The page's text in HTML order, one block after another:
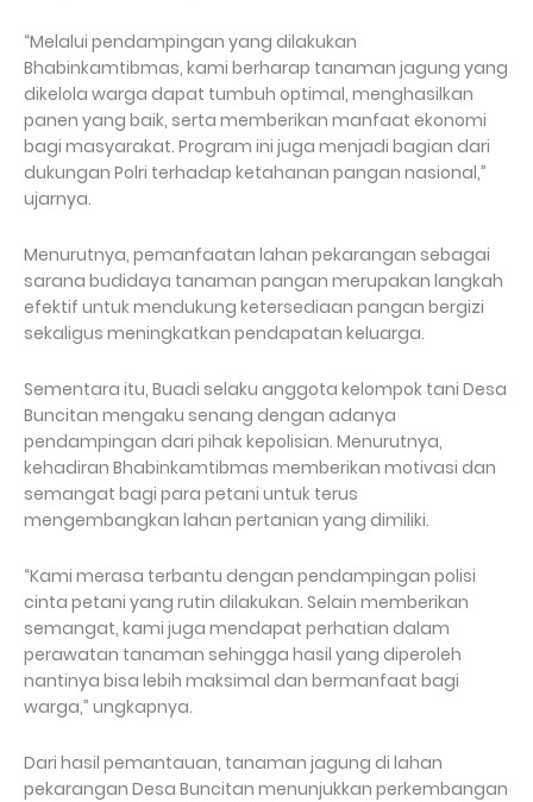
“Melalui pendampingan yang dilakukan
Bhabinkamtibmas, kami berharap tanaman jagung yang
dikelola warga dapat tumbuh optimal, menghasilkan
panen yang baik, serta memberikan manfaat ekonomi
bagi masyarakat. Program ini juga menjadi bagian dari
dukungan Polri terhadap ketahanan pangan nasional,”
ujarnya.
Menurutnya, pemanfaatan lahan pekarangan sebagai
sarana budidaya tanaman pangan merupakan langkah
efektif untuk mendukung ketersediaan pangan bergizi
sekaligus meningkatkan pendapatan keluarga.
Sementara itu, Buadi selaku anggota kelompok tani Desa
Buncitan mengaku senang dengan adanya
pendampingan dari pihak kepolisian. Menurutnya,
kehadiran Bhabinkamtibmas memberikan motivasi dan
semangat bagi para petani untuk terus
mengembangkan lahan pertanian yang dimiliki.
“Kami merasa terbantu dengan pendampingan polisi
cinta petani yang rutin dilakukan. Selain memberikan
semangat, kami juga mendapat perhatian dalam
perawatan tanaman sehingga hasil yang diperoleh
nantinya bisa lebih maksimal dan bermanfaat bagi
warga,” ungkapnya.
Dari hasil pemantauan, tanaman jagung di lahan
pekarangan Desa Buncitan menunjukkan perkembangan